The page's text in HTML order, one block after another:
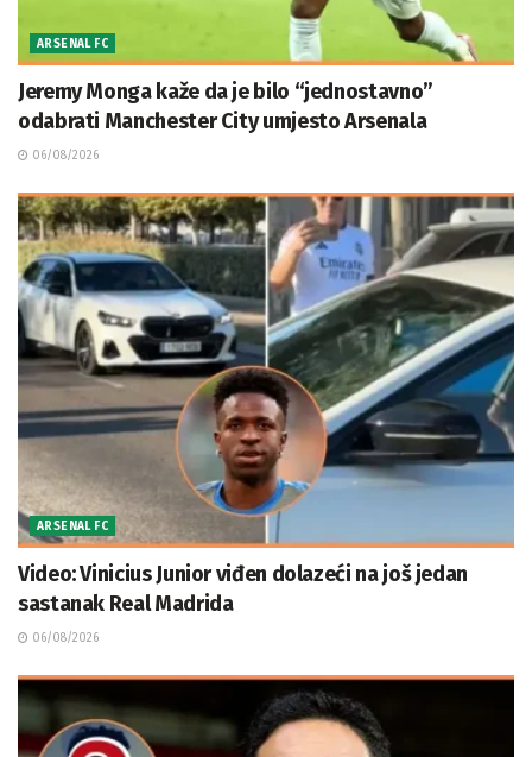
ARSENAL FC
Jeremy Monga kaže da je bilo “jednostavno”
odabrati Manchester City umjesto Arsenala
06/08/2026
ARSENAL FC
Video: Vinicius Junior viđen dolazeći na još jedan
sastanak Real Madrida
06/08/2026